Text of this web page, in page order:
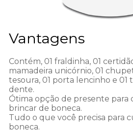
Vantagens
Contém, 01 fraldinha, 01
mamadeira unicórnio, 01
tesoura, 01 porta lencinho e 01
dente.
Ótima opção de presente para
brincar de boneca.
Tudo o que você precisa para
boneca.